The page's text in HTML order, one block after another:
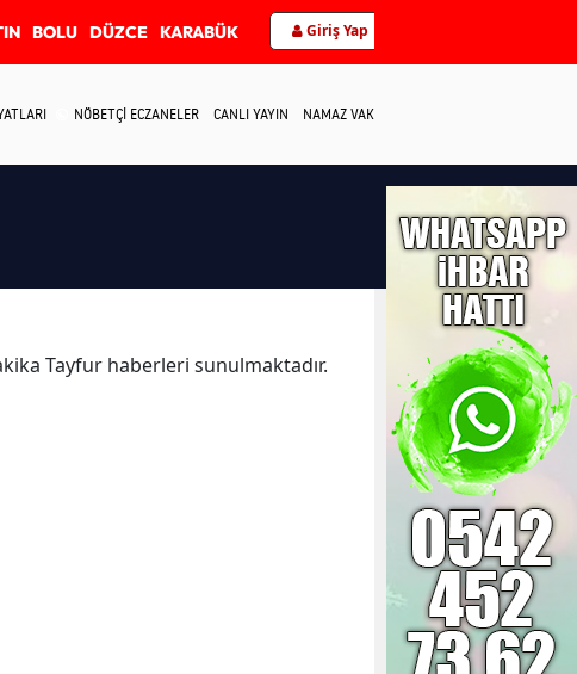
BOLU DÜZCE KARABÜK Giriş Yap
NÖBETÇİ ECZANELER CANLI YAYIN NAMAZ VAKİTLERİ
Tayfur haberleri sunulmaktadır.